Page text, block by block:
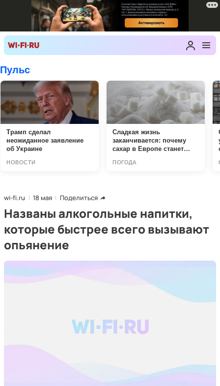
wi-fi.ru 18 мая Поделиться
Названы алкогольные напитки,
которые быстрее всего вызывают
опьянение